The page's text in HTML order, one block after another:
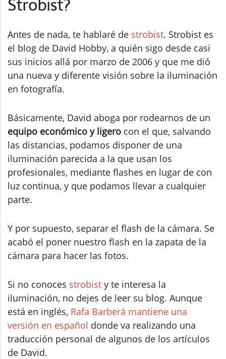
Strobist?
Antes de nada, te hablaré de strobist. Strobist es
el blog de David Hobby, a quién sigo desde casi
sus inicios allá por marzo de 2006 y que me dió
una nueva y diferente visión sobre la iluminación
en fotografía.
Básicamente, David aboga por rodearnos de un
equipo económico y ligero con el que, salvando
las distancias, podamos disponer de una
iluminación parecida a la que usan los
profesionales, mediante flashes en lugar de con
luz continua, y que podamos llevar a cualquier
parte.
Y por supuesto, separar el flash de la cámara. Se
acabó el poner nuestro flash en la zapata de la
cámara para hacer las fotos.
Si no conoces strobist y te interesa la
iluminación, no dejes de leer su blog. Aunque
está en inglés, Rafa Barberá mantiene una
versión en español donde va realizando una
traducción personal de algunos de los artículos
de David.